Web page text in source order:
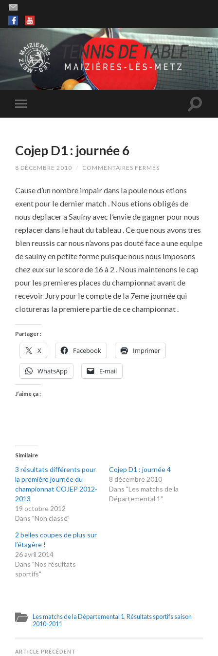
Cojep D1 : journée 6
8 DÉCEMBRE 2010 / COMMENTAIRES FERMÉS
:
6
Cause d’un nombre impair dans la poule nous etions
exent pour le dernier match . Nous etions obligés de
nous deplacer a Saulny avec l’envie de gagner pour nous
replacer dans le haut du tableau . Ce que nous avons tres
bien reussis car nous n’avons pas douté face a une equipe
de saulny en petite forme puisque nous nous imposons
chez eux sur le score de 16 à 2 . Nous maintenons le cap
pour les premieres places du championnat avant de
recevoir Jury pour le compte de la 7eme journée qui
clotureras la premiere partie de ce championnat .
Partager :
X Facebook Imprimer
WhatsApp E-mail
J’aime ça :
Similaire
3 résultats différents pour
la première journée du
championnat COJEP 2012-
2013
19 octobre 2012
Dans "Non classé"
Cojep D1 : journée 4
8 décembre 2010
Dans "Les matchs de la
Départemental 1"
2 belles coupes de plus sur
l’étagère !
26 avril 2014
Dans "Nos résultats
sportifs"
Les matchs de la Départemental 1,Résultats sportifs saison
2010-2011
ARTICLE PRÉCÉDENT